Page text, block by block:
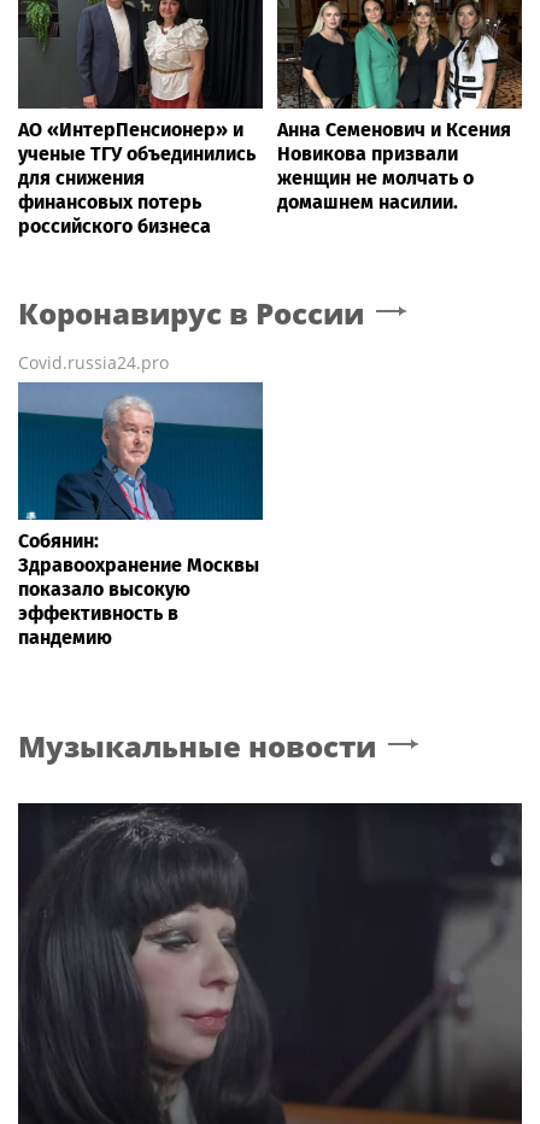
АО «ИнтерПенсионер» и
ученые ТГУ объединились
для снижения
финансовых потерь
российского бизнеса
Анна Семенович и Ксения
Новикова призвали
женщин не молчать о
домашнем насилии.
Коронавирус в России
Covid.russia24.pro
Собянин:
Здравоохранение Москвы
показало высокую
эффективность в
пандемию
Музыкальные новости